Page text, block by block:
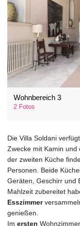
Wohnbereich 3
2 Fotos
Die Villa Soldani
Zwecke mit Kamin und
der zweiten Küche
Personen. Beide
Geräten, Geschirr und
Mahlzeit zubereitet
Esszimmer
genießen.
Im ersten